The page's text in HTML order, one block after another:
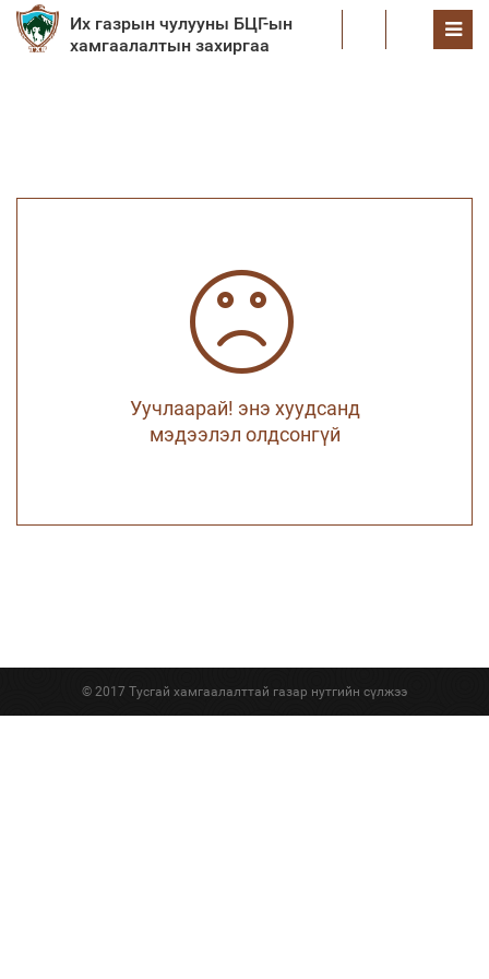
Их газрын чулууны БЦГ-ын
хамгаалалтын захиргаа
Уучлаарай! энэ хуудсанд
мэдээлэл олдсонгүй
© 2017 Тусгай хамгаалалттай газар нутгийн сүлжээ